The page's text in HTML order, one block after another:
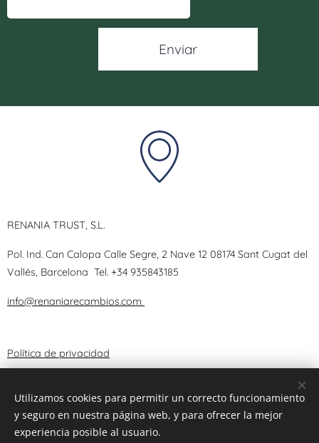
Enviar
RENANIA TRUST, S.L.
Pol. Ind. Can Calopa Calle Segre, 2 Nave 12 08174 Sant Cugat del
Vallés, Barcelona Tel. +34 935843185
info@renaniarecambios.com
Política de privacidad
Términos y Condiciones
Aviso Legal
Utilizamos cookies para permitir un correcto funcionamiento
y seguro en nuestra página web, y para ofrecer la mejor
experiencia posible al usuario.